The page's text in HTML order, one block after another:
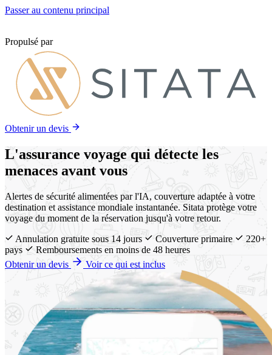
Passer au contenu principal
Propulsé par
Obtenir un devis
L'assurance voyage qui détecte les
menaces avant vous
Alertes de sécurité alimentées par l'IA, couverture adaptée à votre
destination et assistance mondiale instantanée. Sitata protège votre
voyage du moment de la réservation jusqu'à votre retour.
Annulation gratuite sous 14 jours
Couverture primaire
220+
pays
Remboursements en moins de 48 heures
Obtenir un devis
Voir ce qui est inclus